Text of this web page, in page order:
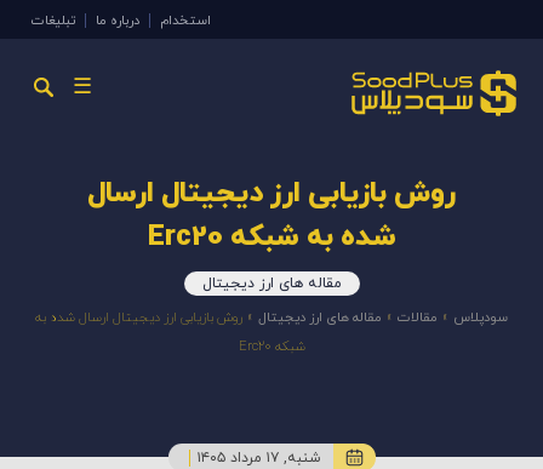
استخدام درباره ما تبلیغات
☰
روش بازیابی ارز دیجیتال ارسال
شده به شبکه Erc20
مقاله های ارز دیجیتال
سودپلاس » مقالات » مقاله های ارز دیجیتال » روش بازیابی ارز دیجیتال ارسال شده به
شبکه Erc20
شنبه, ۱۷ مرداد ۱۴۰۵